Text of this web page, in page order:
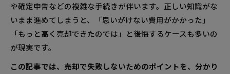
や確定申告などの複雑な手続きが伴います。正しい知識がな
いまま進めてしまうと、「思いがけない費用がかかった」
「もっと高く売却できたのでは」と後悔するケースも多いの
が現実です。
この記事では、売却で失敗しないためのポイントを、分かり